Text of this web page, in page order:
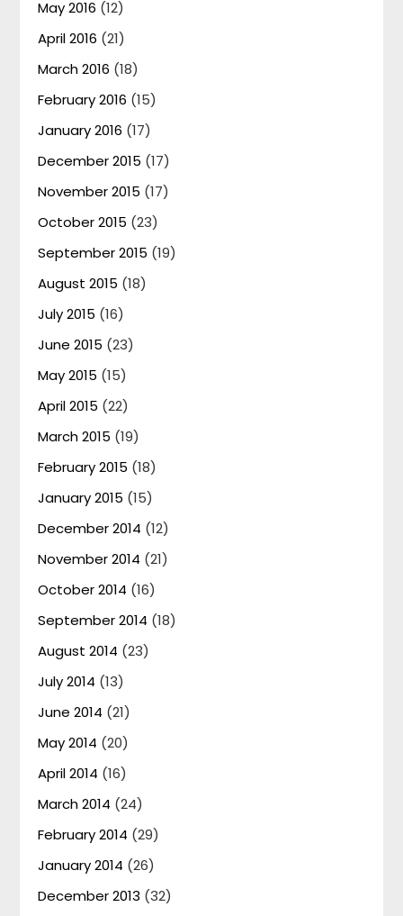
May 2016 (12)
April 2016 (21)
March 2016 (18)
February 2016 (15)
January 2016 (17)
December 2015 (17)
November 2015 (17)
October 2015 (23)
September 2015 (19)
August 2015 (18)
July 2015 (16)
June 2015 (23)
May 2015 (15)
April 2015 (22)
March 2015 (19)
February 2015 (18)
January 2015 (15)
December 2014 (12)
November 2014 (21)
October 2014 (16)
September 2014 (18)
August 2014 (23)
July 2014 (13)
June 2014 (21)
May 2014 (20)
April 2014 (16)
March 2014 (24)
February 2014 (29)
January 2014 (26)
December 2013 (32)